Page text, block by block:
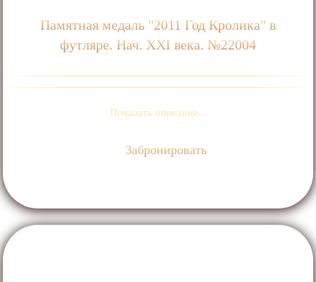
Памятная медаль "2011 Год Кролика" в
футляре. Нач. ХХI века. №22004
Показать описание...
Забронировать